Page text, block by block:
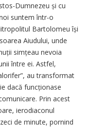
Dumnezeu și cu
suntem într-o
Bartolomeu își
Aiudului, unde
simțeau nevoia
între ei. Astfel,
au transformat
dacă funcționase
Prin acest
ierodiaconul
de minute, pornind